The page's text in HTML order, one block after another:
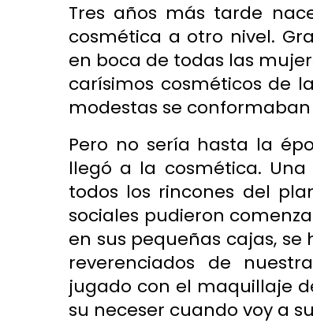
Tres años más tarde
cosmética a otro nivel.
en boca de todas las
carísimos cosméticos de
modestas se
Pero no sería hasta la
llegó a la cosmética.
todos los rincones del
sociales pudieron
en sus pequeñas cajas,
reverenciados de
jugado con el maquillaje
su neceser cuando voy a